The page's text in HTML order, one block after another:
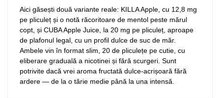
Aici găsești două variante reale: KILLA Apple, cu 12,8 mg
pe pliculeț și o notă răcoritoare de mentol peste mărul
copt, și CUBA Apple Juice, la 20 mg pe pliculeț, aproape
de plafonul legal, cu un profil dulce de suc de măr.
Ambele vin în format slim, 20 de pliculețe pe cutie, cu
eliberare graduală a nicotinei și fără scurgeri. Sunt
potrivite dacă vrei aroma fructată dulce-acrișoară fără
ardere — de la o tărie medie până la una intensă.